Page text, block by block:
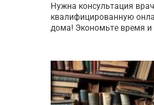
Нужна консультация
квалифицированную
дома! Экономьте время и